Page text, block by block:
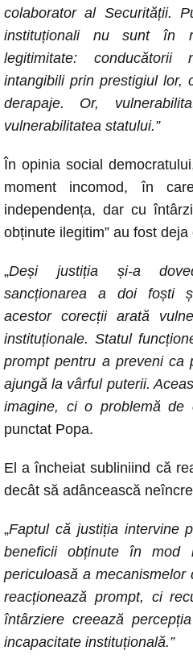
colaborator al Securității.
instituționali nu sunt în
legitimitate:
intangibili prin prestigiul lor,
derapaje. Or,
vulnerabilitatea statului.”
În opinia social
moment incomod, în
independența, dar cu
obținute ilegitim” au fost deja
„Deși justiția și-a
sancționarea a doi foști
acestor corecții arată
instituționale. Statul
prompt pentru a preveni ca
ajungă la vârful puterii.
imagine, ci o problemă de
punctat Popa.
El a încheiat subliniind că
decât să adâncească
„Faptul că justiția intervine
beneficii obținute în mod
periculoasă a mecanismelor
reacționează prompt, ci
întârziere creează
incapacitate instituțională.”